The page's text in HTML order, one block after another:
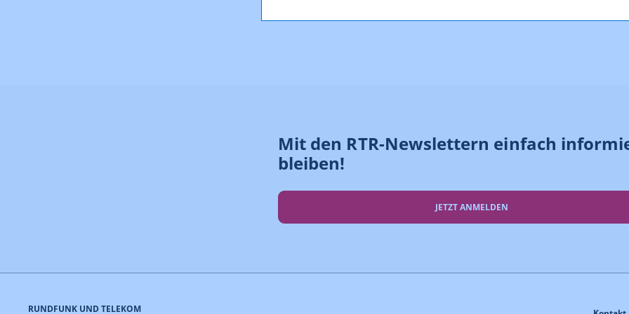
Mit den RTR-Newslettern einfach
bleiben!
JETZT ANMELDEN
RUNDFUNK UND TELEKOM